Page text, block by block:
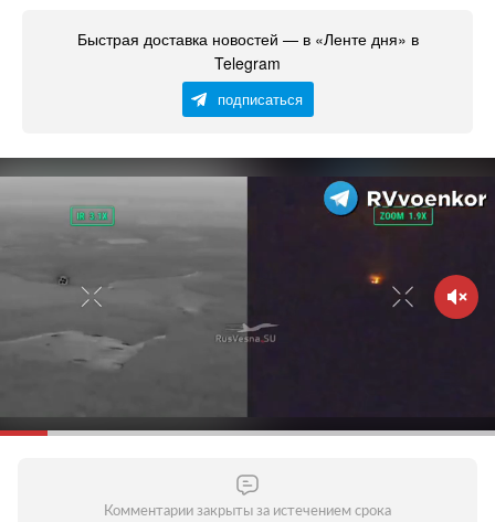
Быстрая доставка новостей — в «Ленте дня» в
Telegram
подписаться
Комментарии закрыты за истечением срока